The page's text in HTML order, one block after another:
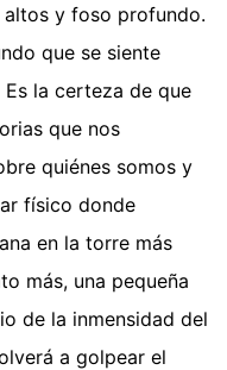
y foso profundo.
que se siente
la certeza de que
que nos
quiénes somos y
físico donde
en la torre más
más, una pequeña
de la inmensidad del
a golpear el